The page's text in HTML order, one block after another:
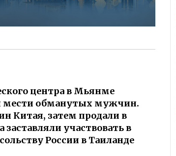
центра в Мьянме
мести обманутых мужчин.
Китая, затем продали в
заставляли участвовать в
России в Таиланде